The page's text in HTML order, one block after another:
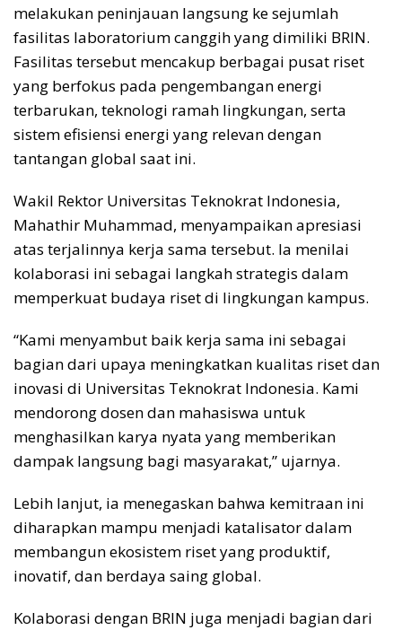
melakukan peninjauan langsung ke sejumlah
fasilitas laboratorium canggih yang dimiliki BRIN.
Fasilitas tersebut mencakup berbagai pusat riset
yang berfokus pada pengembangan energi
terbarukan, teknologi ramah lingkungan, serta
sistem efisiensi energi yang relevan dengan
tantangan global saat ini.
Wakil Rektor Universitas Teknokrat Indonesia,
Mahathir Muhammad, menyampaikan apresiasi
atas terjalinnya kerja sama tersebut. Ia menilai
kolaborasi ini sebagai langkah strategis dalam
memperkuat budaya riset di lingkungan kampus.
“Kami menyambut baik kerja sama ini sebagai
bagian dari upaya meningkatkan kualitas riset dan
inovasi di Universitas Teknokrat Indonesia. Kami
mendorong dosen dan mahasiswa untuk
menghasilkan karya nyata yang memberikan
dampak langsung bagi masyarakat,” ujarnya.
Lebih lanjut, ia menegaskan bahwa kemitraan ini
diharapkan mampu menjadi katalisator dalam
membangun ekosistem riset yang produktif,
inovatif, dan berdaya saing global.
Kolaborasi dengan BRIN juga menjadi bagian dari